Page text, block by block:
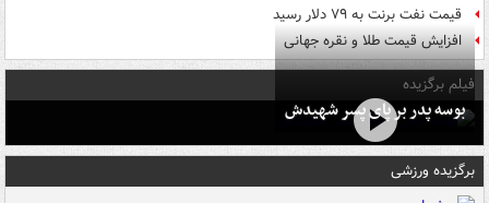
قیمت نفت برنت به ۷۹ دلار رسید
افزایش قیمت طلا و نقره جهانی
فیلم برگزیده
بوسه‌ پدر بر پای پسر شهیدش
برگزیده ورزشی